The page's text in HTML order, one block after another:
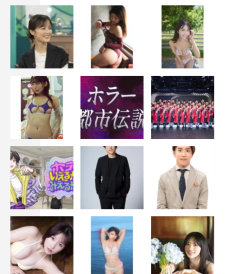
一見きらびやかなタワーマンション。
しかしその内部では、階層、生活水準、家庭環境の違いが
マウントや嫉妬として噴き出していく。
誰が味方で、誰が敵なのか。
そして、いったい誰が“落ちる”のか。
女たちの感情がむき出しになる、予測不能の展開が続くタ
ワマン×ママ友×サバイバルバトルが開幕する。
番組情報
『おちたらおわり』
中京テレビ・日本テレビ系
7月1日（水）スタート
水曜プラチナイト
毎週（水）深夜0時24分～
出演者：宇垣美里、篠田麻里子 ほか
原作：すえのぶけいこ『おちたらおわり』（講談社BE・
LOVE KC）
脚本：浅野妙子